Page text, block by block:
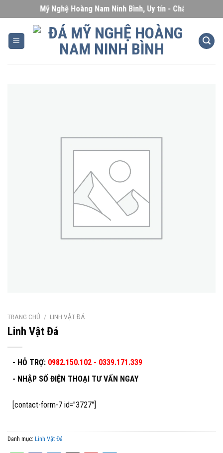
to
content
Đá Mỹ Nghệ Hoàng Nam Ninh Bình, Uy tín - Chất lượng -
TRANG CHỦ / LINH VẬT ĐÁ
Linh Vật Đá
- HỖ TRỢ: 0982.150.102 - 0339.171.339
- NHẬP SỐ ĐIỆN THOẠI TƯ VẤN NGAY
[contact-form-7 id="3727"]
Danh mục: Linh Vật Đá